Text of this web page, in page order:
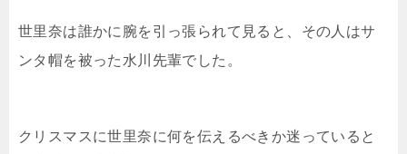
世里奈は誰かに腕を引っ張られて見ると、その人はサ
ンタ帽を被った水川先輩でした。
クリスマスに世里奈に何を伝えるべきか迷っていると